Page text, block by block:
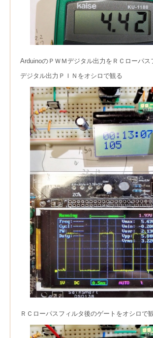
ArduinoのＰＷＭデジタル出力をＲＣローパ
デジタル出力ＰＩＮをオシロで観る
ＲＣローパスフィルタ後のゲートをオシロで